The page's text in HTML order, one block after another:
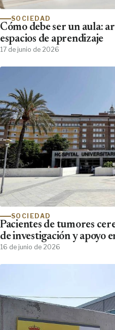
SOCIEDAD
Cómo debe ser un aula:
espacios de aprendizaje
17 de junio de 2026
SOCIEDAD
Pacientes de tumores
de investigación y apoyo
16 de junio de 2026